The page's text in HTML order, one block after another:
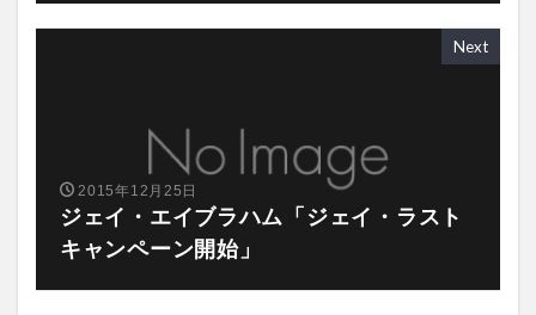
Next
2015年12月25日
ジェイ・エイブラハム「ジェイ・ラスト
キャンペーン開始」